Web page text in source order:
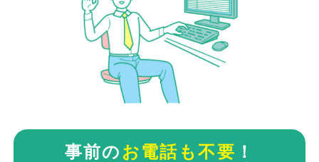
事前の お電話も不要 ！